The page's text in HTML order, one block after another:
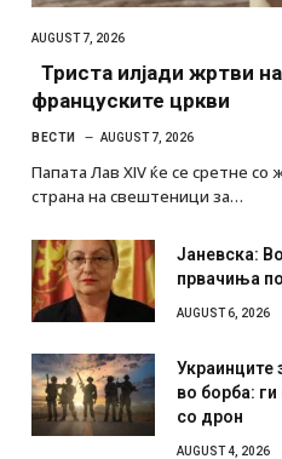
AUGUST 7, 2026
Триста илјади жртви
француските цркви
ВЕСТИ AUGUST 7, 2026
Папата Лав XIV ќе се сретне
страна на свештеници за…
Јаневска:
првачиња
AUGUST 6, 2026
Украинците
во борба: ги
со дрон
AUGUST 4, 2026